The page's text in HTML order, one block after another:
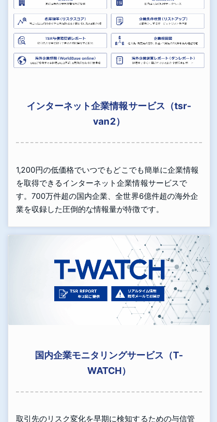
インターネット企業情報サービス（tsr-
van2）
1,200円の低価格でいつでもどこでも簡単に企業情報
を取得できるインターネット企業情報サービスで
す。700万件超の国内企業、全世界6億件超の海外企
業を収録した圧倒的な情報量が特徴です。
国内企業モニタリングサービス（T-
WATCH）
取引先のリスク変化を早期に検知するための与信管